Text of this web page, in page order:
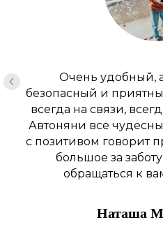
Очень удобный,
безопасный и
всегда на связи,
Автоняни все
с позитивом говорит
большое за
обращаться к
Наташа